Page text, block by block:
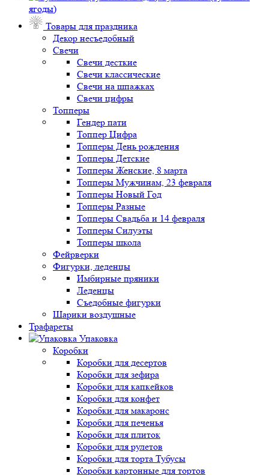
ягоды)
Товары для праздника
Декор несъедобный
Свечи
Свечи десткие
Свечи классические
Свечи на шпажках
Свечи цифры
Топперы
Гендер пати
Топпер Цифра
Топперы День рождения
Топперы Детские
Топперы Женские, 8 марта
Топперы Мужчинам, 23 февраля
Топперы Новый Год
Топперы Разные
Топперы Свадьба и 14 февраля
Топперы Силуэты
Топперы школа
Фейрверки
Фигурки, леденцы
Имбирные пряники
Леденцы
Съедобные фигурки
Шарики воздушные
Трафареты
Упаковка
Коробки
Коробки для десертов
Коробки для зефира
Коробки для капкейков
Коробки для конфет
Коробки для макаронс
Коробки для печенья
Коробки для плиток
Коробки для рулетов
Коробки для торта Тубусы
Коробки картонные для тортов